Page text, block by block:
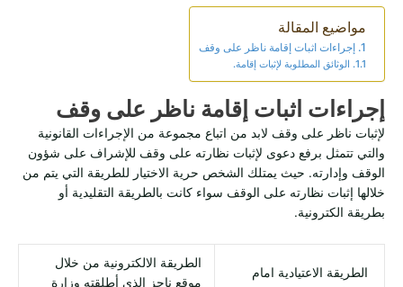
مواضيع المقالة
إجراءات اثبات إقامة ناظر على وقف
الوثائق المطلوبة لإثبات إقامة.
إجراءات اثبات إقامة ناظر على وقف
لإثبات ناظر على وقف لابد من اتباع مجموعة من الإجراءات القانونية
والتي تتمثل برفع دعوى لإثبات نظارته على وقف للإشراف على شؤون
الوقف وإدارته. حيث يمتلك الشخص حرية الاختيار للطريقة التي يتم من
خلالها إثبات نظارته على الوقف سواء كانت بالطريقة التقليدية أو
بطريقة الكترونية.
الطريقة الاعتيادية امام
الطريقة الالكترونية من خلال
موقع ناجز الذي أطلقته وزارة